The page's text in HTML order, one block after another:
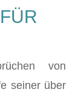
von
seiner über